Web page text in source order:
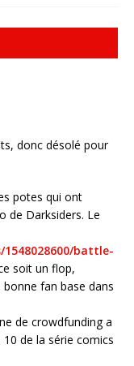
donc désolé pour
potes qui ont
de Darksiders. Le
battle-
soit un flop,
fan base dans
de crowdfunding a
de la série comics